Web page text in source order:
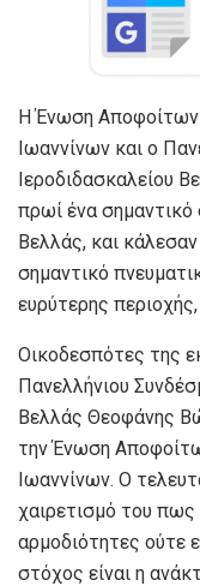
Η Ένωση Αποφοίτων
Ιωαννίνων και ο
Ιεροδιδασκαλείου
πρωί ένα σημαντικό
Βελλάς, και
σημαντικό
ευρύτερης
Οικοδεσπότες της
Πανελλήνιου
Βελλάς Θεοφάνης
την Ένωση
Ιωαννίνων. Ο
χαιρετισμό του πως
αρμοδιότητες ούτε
στόχος είναι η